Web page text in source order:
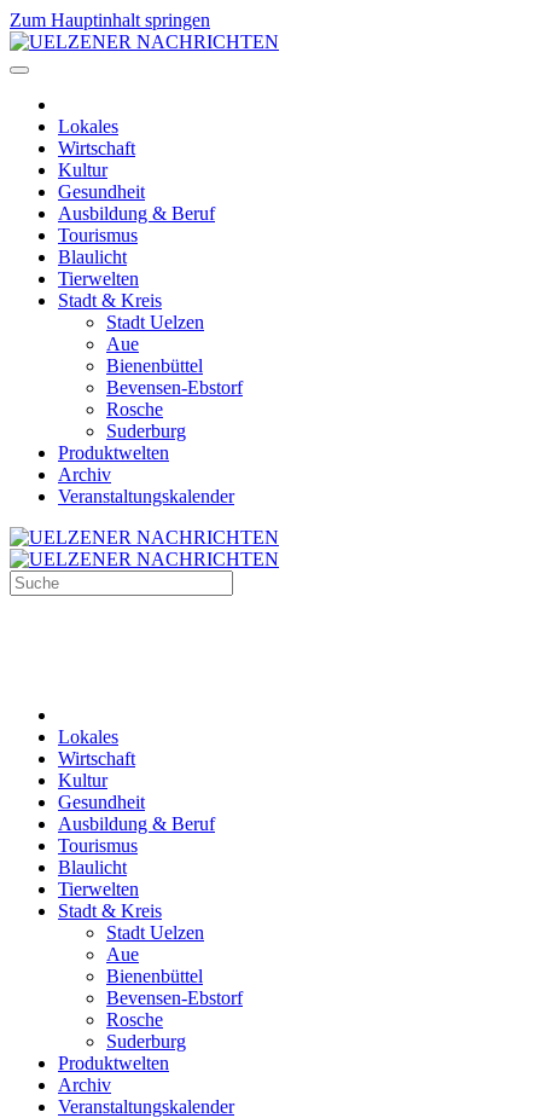
Zum Hauptinhalt springen
Lokales
Wirtschaft
Kultur
Gesundheit
Ausbildung & Beruf
Tourismus
Blaulicht
Tierwelten
Stadt & Kreis
Stadt Uelzen
Aue
Bienenbüttel
Bevensen-Ebstorf
Rosche
Suderburg
Produktwelten
Archiv
Veranstaltungskalender
Lokales
Wirtschaft
Kultur
Gesundheit
Ausbildung & Beruf
Tourismus
Blaulicht
Tierwelten
Stadt & Kreis
Stadt Uelzen
Aue
Bienenbüttel
Bevensen-Ebstorf
Rosche
Suderburg
Produktwelten
Archiv
Veranstaltungskalender